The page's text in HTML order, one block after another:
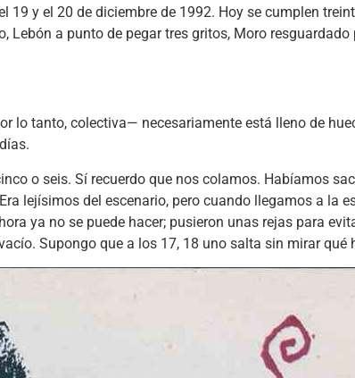
19 y el 20 de diciembre de 1992. Hoy se cumplen
Lebón a punto de pegar tres gritos, Moro
lo tanto, colectiva— necesariamente está lleno de
o seis. Sí recuerdo que nos colamos. Habíamos
lejísimos del escenario, pero cuando llegamos a la
ya no se puede hacer; pusieron unas rejas para
Supongo que a los 17, 18 uno salta sin mirar qué